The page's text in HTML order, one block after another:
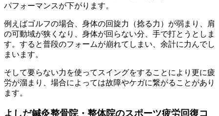
パフォーマンスが下がります。
例えばゴルフの場合、身体の回旋力（捻る力）が弱まり、肩
の可動域が狭くなり、身体が回らない分、手で打とうとしま
す。すると普段のフォームが崩れてしまい、余計に力んでし
まいます。
そして要らない力を使ってスイングをすることにより更に疲
労が溜まり、場合によっては故障やケガに繋がることがあり
ます。
よしだ鍼灸整骨院・整体院のスポーツ疲労回復コ